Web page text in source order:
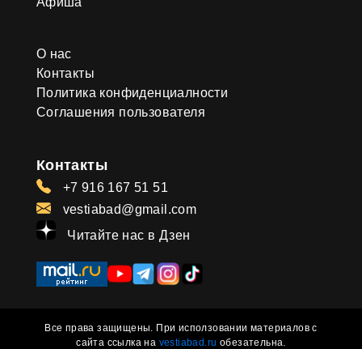
О нас
Контакты
Политика конфиденциалности
Соглашения пользователя
Контакты
+7 916 167 51 51
vestiabad@gmail.com
Читайте нас в Дзен
Все права защищены. При исползовании материалов с
сайта ссылка на vestiabad.ru обезательна.